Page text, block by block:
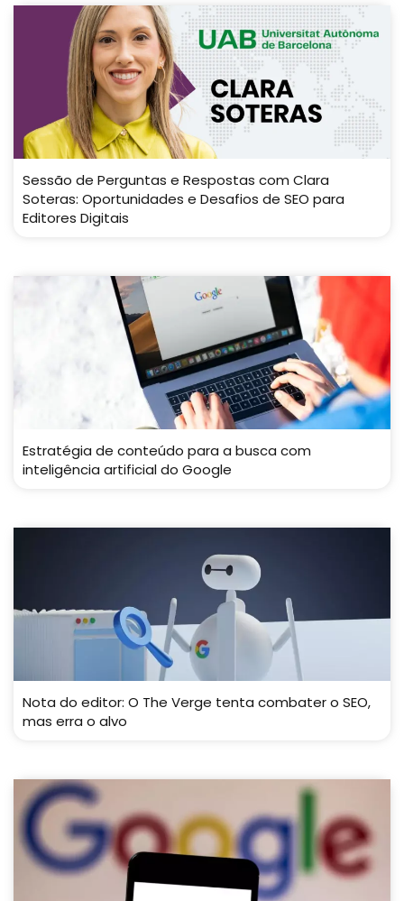
Sessão de Perguntas e Respostas com Clara
Soteras: Oportunidades e Desafios de SEO para
Editores Digitais
Estratégia de conteúdo para a busca com
inteligência artificial do Google
Nota do editor: O The Verge tenta combater o SEO,
mas erra o alvo